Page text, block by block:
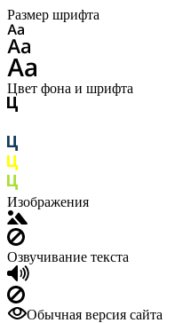
Размер шрифта
Цвет фона и шрифта
Изображения
Озвучивание текста
Обычная версия сайта